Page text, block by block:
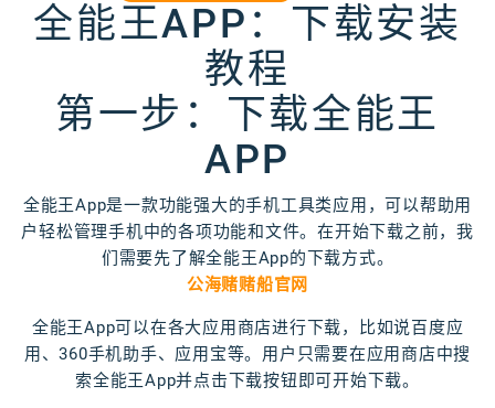
全能王APP：下载安装
教程
第一步：下载全能王
APP
全能王App是一款功能强大的手机工具类应用，可以帮助用
户轻松管理手机中的各项功能和文件。在开始下载之前，我
们需要先了解全能王App的下载方式。
公海赌赌船官网
全能王App可以在各大应用商店进行下载，比如说百度应
用、360手机助手、应用宝等。用户只需要在应用商店中搜
索全能王App并点击下载按钮即可开始下载。